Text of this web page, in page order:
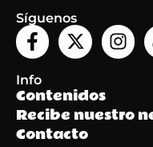
Síguenos
Info
Contenidos
Recibe nuestro
Contacto